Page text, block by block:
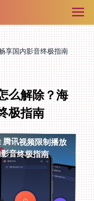
享国内影音终极指南
么解除？海
极指南
腾讯视频限制播放
音终极指南